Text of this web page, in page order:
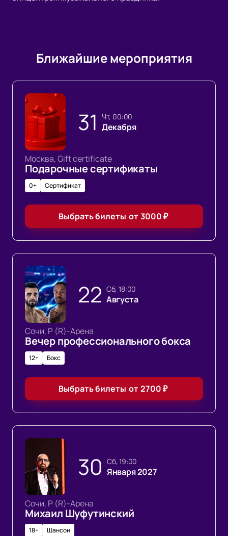
Ближайшие мероприятия
31 чт, 00:00
Декабря
Москва, Gift certificate
Подарочные сертификаты
0+ Сертификат
Выбрать билеты от 3000₽
22 сб, 18:00
Августа
Сочи, Р (R)-Арена
Вечер профессионального бокса
12+ Бокс
Выбрать билеты от2700₽
30 сб, 19:00
Января 2027
Сочи, Р (R)-Арена
Михаил Шуфутинский
18+ Шансон